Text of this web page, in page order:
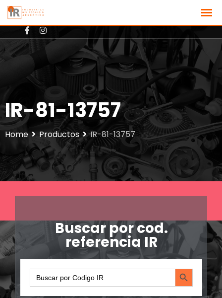
IR-81-13757
Home Productos IR-81-13757
Buscar por cod.
referencia IR
Search
for:
Search Button